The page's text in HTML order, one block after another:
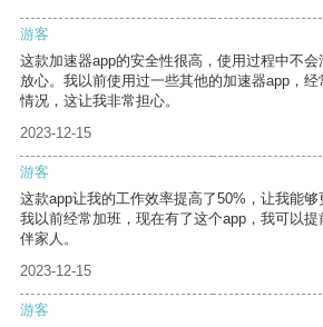
游客
这款加速器app的安全性很高，使用过程中不
放心。我以前使用过一些其他的加速器app，
情况，这让我非常担心。
2023-12-15
游客
这款app让我的工作效率提高了50%，让我能够
我以前经常加班，现在有了这个app，我可以
伴家人。
2023-12-15
游客